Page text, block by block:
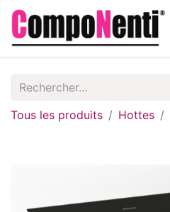
Tous les produits Hottes